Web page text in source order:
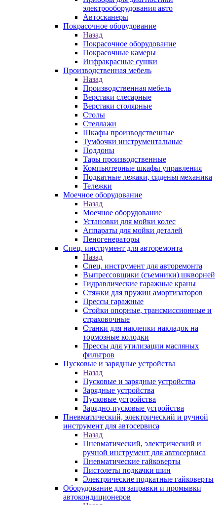
электрооборудования авто
Автосканеры
Покрасочное оборудование
Назад
Покрасочное оборудование
Покрасочные камеры
Инфракрасные сушки
Производственная мебель
Назад
Производственная мебель
Верстаки слесарные
Верстаки столярные
Столы
Стеллажи
Шкафы производственные
Тумбочки инструментальные
Поддоны
Тары производственные
Компьютерные шкафы управления
Подкатные лежаки, сиденья механика
Тележки
Моечное оборудование
Назад
Моечное оборудование
Установки для мойки колес
Аппараты для мойки деталей
Пеногенераторы
Спец. инструмент для авторемонта
Назад
Спец. инструмент для авторемонта
Выпрессовщики (съемники) шкворней
Гидравлические гаражные краны
Стяжки для пружин амортизаторов
Прессы гаражные
Стойки опорные, трансмиссионные и
страховочные
Станки для наклепки накладок на
тормозные колодки
Прессы для утилизации масляных
фильтров
Пусковые и зарядные устройства
Назад
Пусковые и зарядные устройства
Зарядные устройства
Пусковые устройства
Зарядно-пусковые устройства
Пневматический, электрический и ручной
инструмент для автосервиса
Назад
Пневматический, электрический и
ручной инструмент для автосервиса
Пневматические гайковерты
Пистолеты подкачки шин
Электрические подкатные гайковерты
Оборудование для заправки и промывки
автокондиционеров